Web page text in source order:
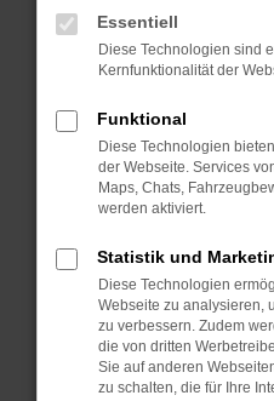
deine
Prüfe deine
können das Laden
verhindern.
anderen Browser
Fenster?
Starte dein Gerät
Das kann
vorübergehende
Stelle sicher,
Betriebssystem
Essentiell
Diese Technologien sind
Kernfunktionalität der
Funktional
Diese Technologien
der Webseite. Services
Maps, Chats,
werden aktiviert.
Statistik und
Diese Technologien
Webseite zu analysieren,
zu verbessern. Zudem
die von dritten
Sie auf anderen
zu schalten, die für Ihre